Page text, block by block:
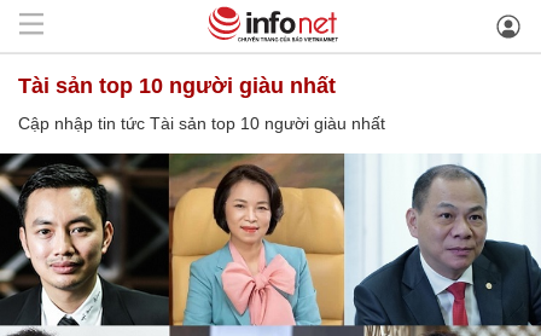
Tài sản top 10 người giàu nhất
Cập nhập tin tức Tài sản top 10 người giàu nhất